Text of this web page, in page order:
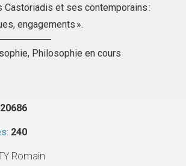
Castoriadis et ses contemporains :
engagements ».
, Philosophie en cours
240
Romain